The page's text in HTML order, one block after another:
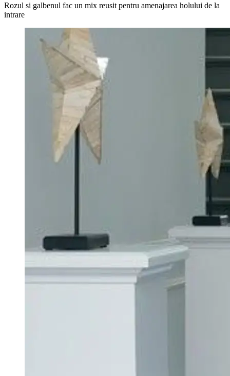
Rozul si galbenul fac un mix reusit pentru amenajarea holului de la
intrare